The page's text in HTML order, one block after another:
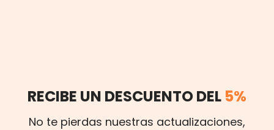
RECIBE UN DESCUENTO DEL 5%
No te pierdas nuestras actualizaciones,